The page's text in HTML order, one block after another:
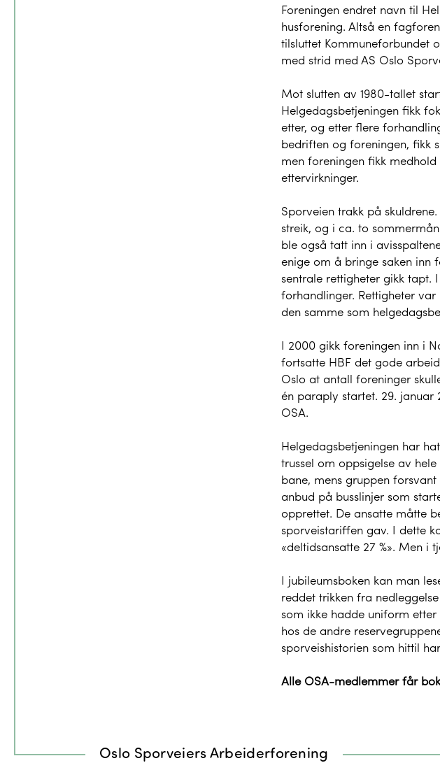
Foreningen endret navn til
husforening. Altså en
tilsluttet Kommuneforbundet
med strid med AS Oslo
Mot slutten av 1980-tallet
Helgedagsbetjeningen fikk
etter, og etter flere
bedriften og foreningen, fikk
men foreningen fikk
ettervirkninger.
Sporveien trakk på
streik, og i ca. to
ble også tatt inn i
enige om å bringe saken inn
sentrale rettigheter gikk tapt.
forhandlinger. Rettigheter
den samme som
I 2000 gikk foreningen inn i
fortsatte HBF det gode
Oslo at antall foreninger
én paraply startet. 29. januar
OSA.
Helgedagsbetjeningen har
trussel om oppsigelse av
bane, mens gruppen
anbud på busslinjer som
opprettet. De ansatte måtte
sporveistariffen gav. I dette
«deltidsansatte 27 %». Men i
I jubileumsboken kan man
reddet trikken fra
som ikke hadde uniform
hos de andre
sporveishistorien som hittil
Alle OSA-medlemmer får